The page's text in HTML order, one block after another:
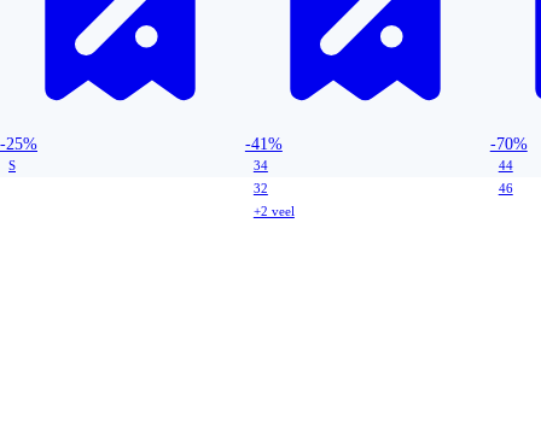
-25%
S
-41%
34
32
+2 veel
-70%
44
46